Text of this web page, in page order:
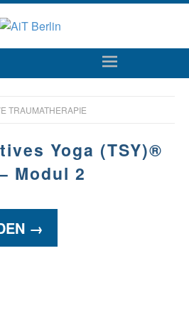
TRAUMATHERAPIE
Yoga (TSY)®
Modul 2
→